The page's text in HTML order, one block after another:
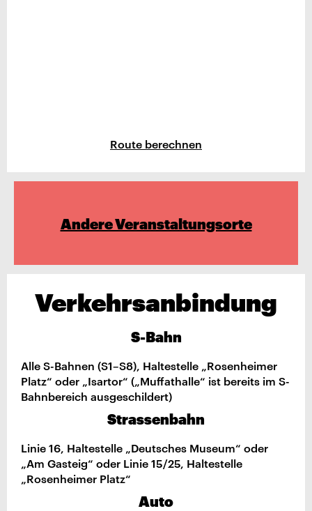
Route berechnen
Andere Veranstaltungsorte
Verkehrsanbindung
S-Bahn
Alle S-Bahnen (S1–S8), Haltestelle „Rosenheimer
Platz“ oder „Isartor“ („Muffathalle“ ist bereits im S-
Bahnbereich ausgeschildert)
Strassenbahn
Linie 16, Haltestelle „Deutsches Museum“ oder
„Am Gasteig“ oder Linie 15/25, Haltestelle
„Rosenheimer Platz“
Auto